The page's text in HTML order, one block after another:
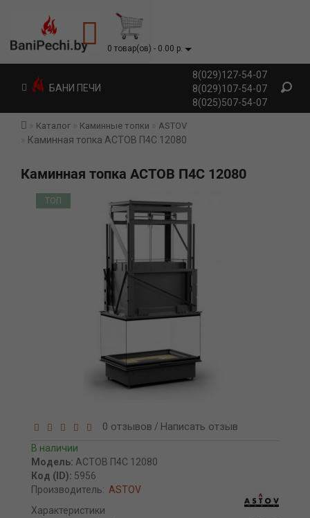
0 товар(ов) - 0.00 р.
8(029)127-54-07
8(029)107-54-07
8(025)507-54-07
БАНИ ПЕЧИ
Каталог Каминные топки ASTOV
Каминная топка АСТОВ П4С 12080
Каминная топка АСТОВ П4С 12080
ТОП
0 отзывов / Написать отзыв
В наличии
Модель: АСТОВ П4С 12080
Код (ID): 5956
Производитель: ASTOV
Характеристики